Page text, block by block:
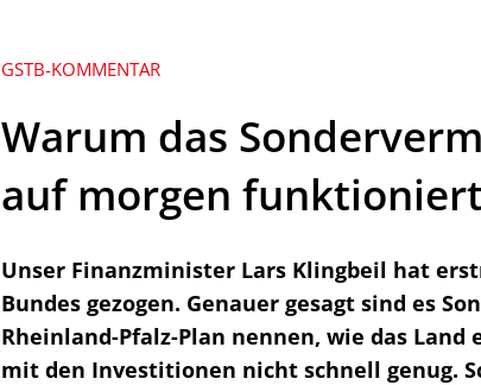
GSTB-KOMMENTAR
Warum das
auf morgen funktioniert
Unser Finanzminister Lars Klingbeil hat
Bundes gezogen. Genauer gesagt sind es
Rheinland-Pfalz-Plan nennen, wie das
mit den Investitionen nicht schnell genug.